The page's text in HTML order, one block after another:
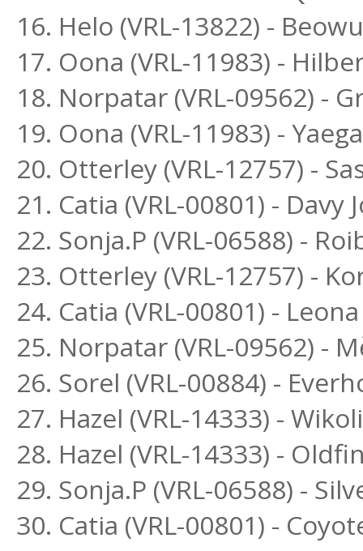
16. Helo (VRL-13822) -
17. Oona (VRL-11983) -
18. Norpatar (VRL-09562) -
19. Oona (VRL-11983) -
20. Otterley (VRL-12757) -
21. Catia (VRL-00801) - Davy
22. Sonja.P (VRL-06588) -
23. Otterley (VRL-12757) -
24. Catia (VRL-00801) -
25. Norpatar (VRL-09562) -
26. Sorel (VRL-00884) -
27. Hazel (VRL-14333) -
28. Hazel (VRL-14333) -
29. Sonja.P (VRL-06588) -
30. Catia (VRL-00801) -